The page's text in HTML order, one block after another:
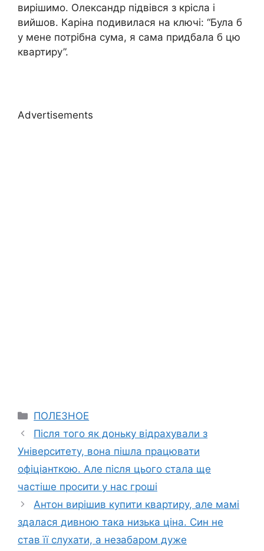
вирішимо. Олександр підвівся з крісла і
вийшов. Каріна подивилася на ключі: “Була б
у мене потрібна сума, я сама придбала б цю
квартиру”.
Advertisements
Categories
ПОЛЕЗНОЕ
Після того як доньку відрахували з
Університету, вона пішла працювати
офіціанткою. Але після цього стала ще
частіше просити у нас гроші
Антон вирішив купити квартиру, але мамі
здалася дивною така низька ціна. Син не
став її слухати, а незабаром дуже